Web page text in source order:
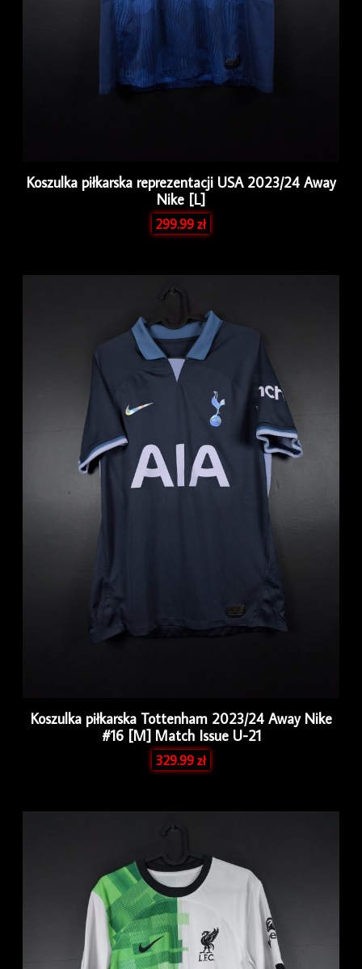
Koszulka piłkarska reprezentacji USA 2023/24 Away
Nike [L]
299.99zł
Koszulka piłkarska Tottenham 2023/24 Away Nike
#16 [M] Match Issue U-21
329.99zł